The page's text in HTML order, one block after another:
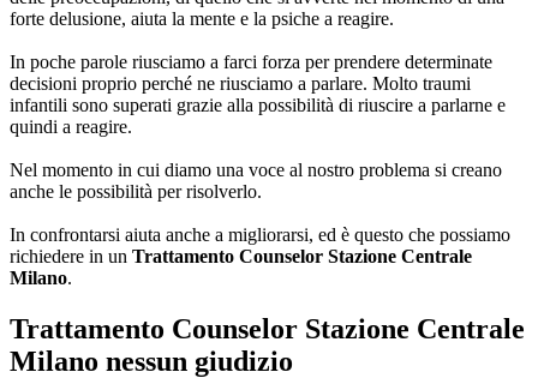
forte delusione, aiuta la mente e la psiche a reagire.
In poche parole riusciamo a farci forza per prendere determinate
decisioni proprio perché ne riusciamo a parlare. Molto traumi
infantili sono superati grazie alla possibilità di riuscire a parlarne e
quindi a reagire.
Nel momento in cui diamo una voce al nostro problema si creano
anche le possibilità per risolverlo.
In confrontarsi aiuta anche a migliorarsi, ed è questo che possiamo
richiedere in un Trattamento Counselor Stazione Centrale
Milano.
Trattamento Counselor Stazione Centrale
Milano nessun giudizio